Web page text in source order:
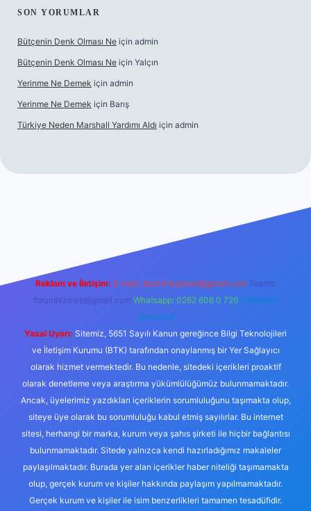
SON YORUMLAR
Bütçenin Denk Olması Ne için admin
Bütçenin Denk Olması Ne için Yalçın
Yerinme Ne Demek için admin
Yerinme Ne Demek için Barış
Türkiye Neden Marshall Yardımı Aldı için admin
Reklam ve İletişim: E-mail: backlinkpaneli@gmail.com Teams:
forumhizmeti@gmail.com Whatsapp: 0262 606 0 726 Telegram:
@karabul
Yasal Uyarı: Sitemiz, 5651 Sayılı Kanun gereğince Bilgi Teknolojileri
ve İletişim Kurumu (BTK) tarafından onaylanmış bir Yer Sağlayıcı
olarak hizmet vermektedir. Bu nedenle, sitedeki içerikleri proaktif
olarak denetleme veya araştırma yükümlülüğümüz bulunmamaktadır.
Ancak, üyelerimiz yazdıkları içeriklerin sorumluluğunu taşımakta olup,
siteye üye olarak bu sorumluluğu kabul etmiş sayılırlar. Bu internet
sitesi, herhangi bir marka, kurum veya şahıs şirketi ile hiçbir bağlantısı
bulunmamaktadır. Sitede yalnızca kendi hazırladığımız makaleler
paylaşılmaktadır. Burada yer alan içerikler haber niteliği taşımamakta
olup, gerçek kurum ve kişiler hakkında paylaşım yapılmamaktadır.
Gerçek kurum ve kişiler ile isim benzerlikleri tamamen tesadüfidir.